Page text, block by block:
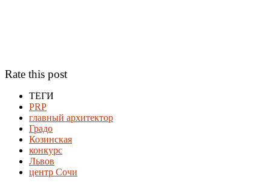
Rate this post
ТЕГИ
PRP
главный архитектор
Градо
Козинская
конкурс
Львов
центр Сочи